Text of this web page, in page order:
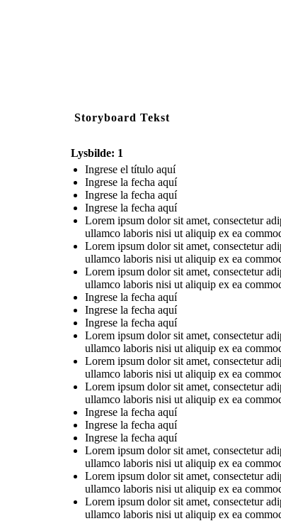
Storyboard Tekst
Lysbilde: 1
Ingrese el título aquí
Ingrese la fecha aquí
Ingrese la fecha aquí
Ingrese la fecha aquí
Lorem ipsum dolor sit amet, consectetur
ullamco laboris nisi ut aliquip ex ea
Lorem ipsum dolor sit amet, consectetur
ullamco laboris nisi ut aliquip ex ea
Lorem ipsum dolor sit amet, consectetur
ullamco laboris nisi ut aliquip ex ea
Ingrese la fecha aquí
Ingrese la fecha aquí
Ingrese la fecha aquí
Lorem ipsum dolor sit amet, consectetur
ullamco laboris nisi ut aliquip ex ea
Lorem ipsum dolor sit amet, consectetur
ullamco laboris nisi ut aliquip ex ea
Lorem ipsum dolor sit amet, consectetur
ullamco laboris nisi ut aliquip ex ea
Ingrese la fecha aquí
Ingrese la fecha aquí
Ingrese la fecha aquí
Lorem ipsum dolor sit amet, consectetur
ullamco laboris nisi ut aliquip ex ea
Lorem ipsum dolor sit amet, consectetur
ullamco laboris nisi ut aliquip ex ea
Lorem ipsum dolor sit amet, consectetur
ullamco laboris nisi ut aliquip ex ea